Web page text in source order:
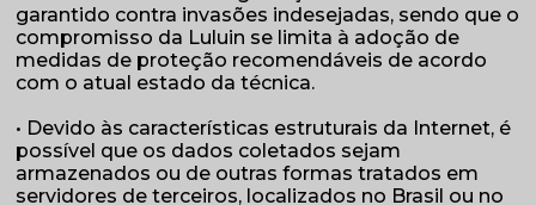
garantido contra invasões indesejadas, sendo que o
compromisso da Luluin se limita à adoção de
medidas de proteção recomendáveis de acordo
com o atual estado da técnica.
• Devido às características estruturais da Internet, é
possível que os dados coletados sejam
armazenados ou de outras formas tratados em
servidores de terceiros, localizados no Brasil ou no